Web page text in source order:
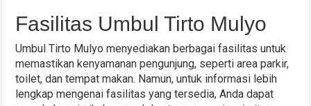
Fasilitas Umbul Tirto Mulyo
Umbul Tirto Mulyo menyediakan berbagai fasilitas untuk
memastikan kenyamanan pengunjung, seperti area parkir,
toilet, dan tempat makan. Namun, untuk informasi lebih
lengkap mengenai fasilitas yang tersedia, Anda dapat